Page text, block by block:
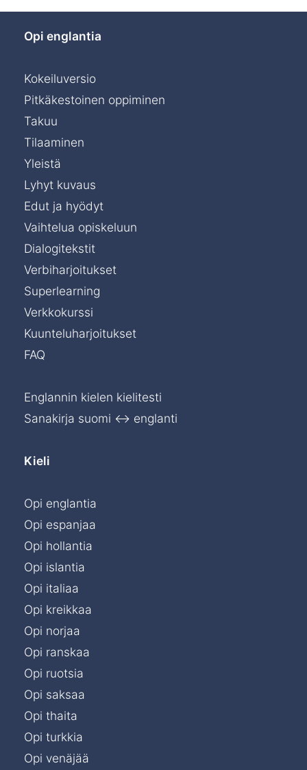
Opi englantia
Kokeiluversio
Pitkäkestoinen oppiminen
Takuu
Tilaaminen
Yleistä
Lyhyt kuvaus
Edut ja hyödyt
Vaihtelua opiskeluun
Dialogitekstit
Verbiharjoitukset
Superlearning
Verkkokurssi
Kuunteluharjoitukset
FAQ
Englannin kielen kielitesti
Sanakirja suomi ↔ englanti
Kieli
Opi englantia
Opi espanjaa
Opi hollantia
Opi islantia
Opi italiaa
Opi kreikkaa
Opi norjaa
Opi ranskaa
Opi ruotsia
Opi saksaa
Opi thaita
Opi turkkia
Opi venäjää